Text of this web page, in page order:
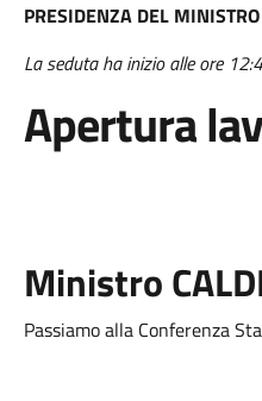
PRESIDENZA DEL
La seduta ha inizio alle ore
Apertura
Ministro
Passiamo alla Conferenza